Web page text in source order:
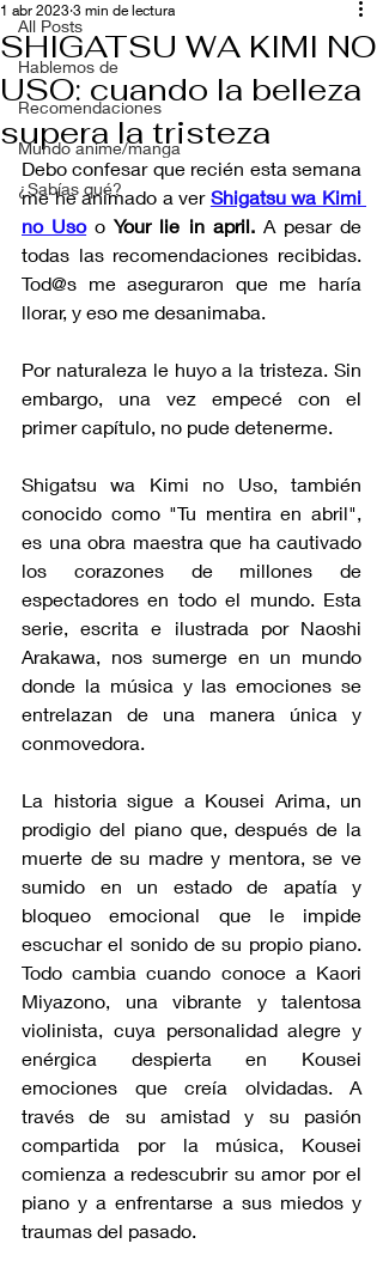
All Posts
Hablemos de
Recomendaciones
Mundo anime/manga
¿Sabías qué?
SHIGATSU WA KIMI NO
USO: cuando la belleza
supera la tristeza
1 abr 2023 3 min de lectura
Debo confesar que recién esta semana
me he animado a ver Shigatsu wa Kimi
no Uso o Your lie in april. A pesar de
todas las recomendaciones recibidas.
Tod@s me aseguraron que me haría
llorar, y eso me desanimaba.
Por naturaleza le huyo a la tristeza. Sin
embargo, una vez empecé con el
primer capítulo, no pude detenerme.
Shigatsu wa Kimi no Uso, también
conocido como "Tu mentira en abril",
es una obra maestra que ha cautivado
los corazones de millones de
espectadores en todo el mundo. Esta
serie, escrita e ilustrada por Naoshi
Arakawa, nos sumerge en un mundo
donde la música y las emociones se
entrelazan de una manera única y
conmovedora.
La historia sigue a Kousei Arima, un
prodigio del piano que, después de la
muerte de su madre y mentora, se ve
sumido en un estado de apatía y
bloqueo emocional que le impide
escuchar el sonido de su propio piano.
Todo cambia cuando conoce a Kaori
Miyazono, una vibrante y talentosa
violinista, cuya personalidad alegre y
enérgica despierta en Kousei
emociones que creía olvidadas. A
través de su amistad y su pasión
compartida por la música, Kousei
comienza a redescubrir su amor por el
piano y a enfrentarse a sus miedos y
traumas del pasado.